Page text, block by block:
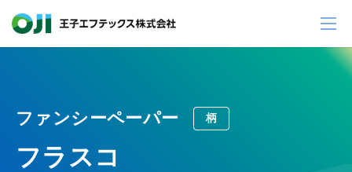
ファンシーペーパー 柄
フラスコ